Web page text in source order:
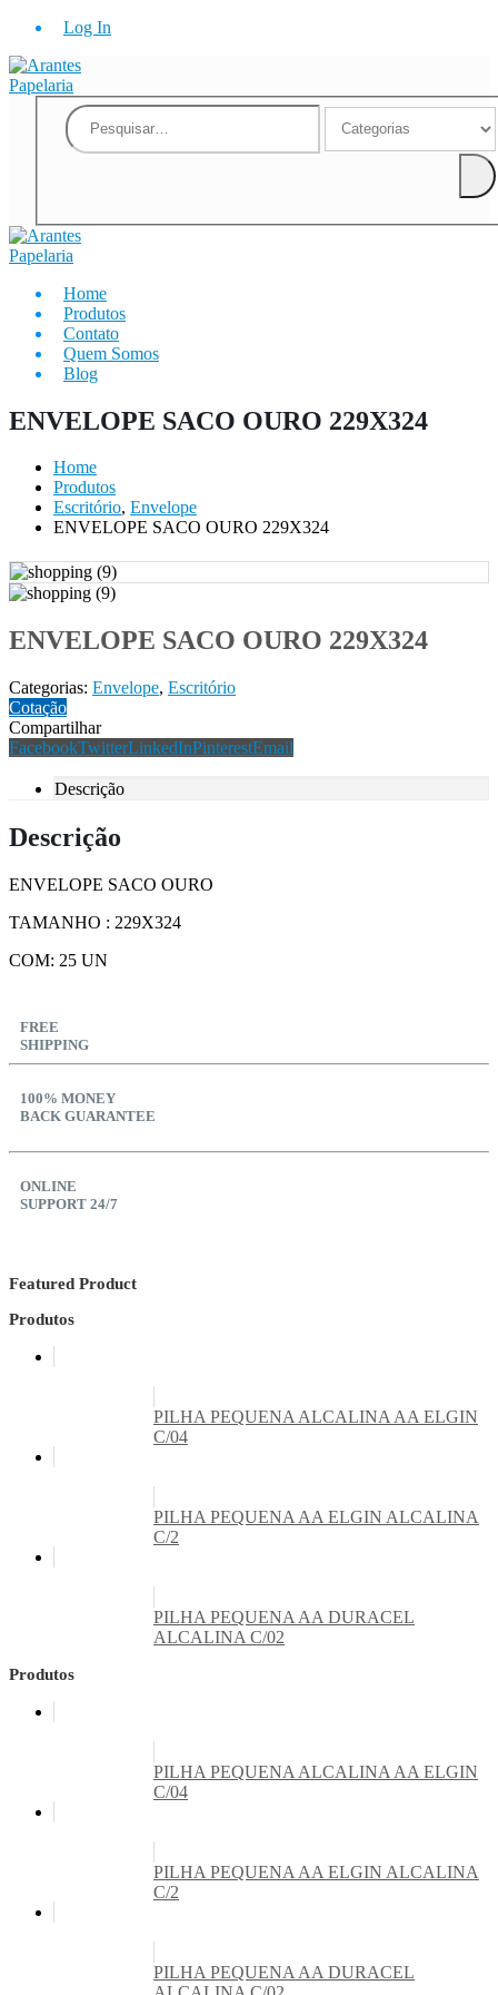
Log In
Home
Produtos
Contato
Quem Somos
Blog
ENVELOPE SACO OURO 229X324
Home
Produtos
Escritório, Envelope
ENVELOPE SACO OURO 229X324
ENVELOPE SACO OURO 229X324
Categorias: Envelope, Escritório
Cotação
Compartilhar
FacebookTwitterLinkedInPinterestEmail
Descrição
Descrição
ENVELOPE SACO OURO
TAMANHO : 229X324
COM: 25 UN
FREE
SHIPPING
100% MONEY
BACK GUARANTEE
ONLINE
SUPPORT 24/7
Featured Product
Produtos
PILHA PEQUENA ALCALINA AA ELGIN
C/04
PILHA PEQUENA AA ELGIN ALCALINA
C/2
PILHA PEQUENA AA DURACEL
ALCALINA C/02
Produtos
PILHA PEQUENA ALCALINA AA ELGIN
C/04
PILHA PEQUENA AA ELGIN ALCALINA
C/2
PILHA PEQUENA AA DURACEL